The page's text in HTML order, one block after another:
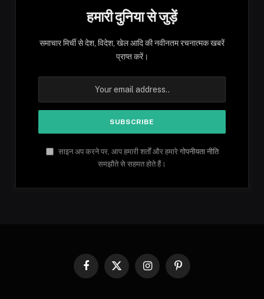
हमारी दुनिया से जुड़ें
समाचार मिर्ची से देश, विदेश, खेल आदि की नवीनतम रचनात्मक खबरें
प्राप्त करें।
साइन अप करने पर, आप हमारी शर्तों और हमारे गोपनीयता नीति
समझौते से सहमत होते हैं।
Facebook
X
InstagramPinterest